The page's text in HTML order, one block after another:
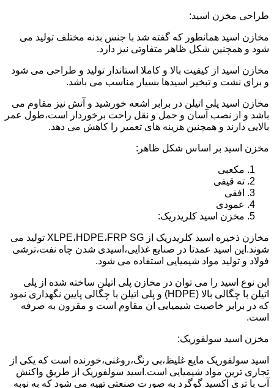
طراحی مخزن اسید:
مخازن اسید همانطور که گفته شد با جنس بدنه مختلف تولید می
شود و همچنین شکل ظاهر متفاوتی نیز دارد.
مخازن اسید از کیفیت بالا و کاملا استاندار تولید و طراحی می شود
و برای نشت و تبخیر اسیدها بسیار مناسب می باشد.
مخازن اسید پلی اتیلن در برابر اشعه خورشید و آتش نیز مقاوم می
باشد و از نصب آسان و حمل و نقل راحت برخوردار است،طول عمر
بالایی دارند و همچنین هزینه های تعمیر را کاهش می دهد.
مخزن اسید بر اساس شکل ظاهر:
مکعبی
ته قیفی
افقی
عمودی
مخزن اسید کلریدریک:
مخازن ذخیره اسید کلریدریک از XLPE،HDPE،FRP SG تولید می
شوند.این اسید عمدتا در صنایع غذایی،اسیدی شدن چاه نفت،ترشی
فولاد و تولید مواد شیمیایی استفاده می شود.
این نوع اسید را می توان در مخازن پلی اتیلن ساخته شده از پلی
اتیلن با چگالی بالا (HDPE) و پلی اتیلن با چگالی پایین نگهداری نمود
که در برابر خاصیت شیمیایی ان مقاوم است و مقرون به صرفه
است.
مخزن اسید سولفوریک:
اسید سولفوریک مایع غلیظ،بی رنگ،روغنی،خورنده است که یکی از
تجاری ترین مواد شیمیایی است.اسید سولفوریک از طریق واکنش
آب با تری اکسید گوگرد به صورت صنعتی تهیه می شود که به نوبه